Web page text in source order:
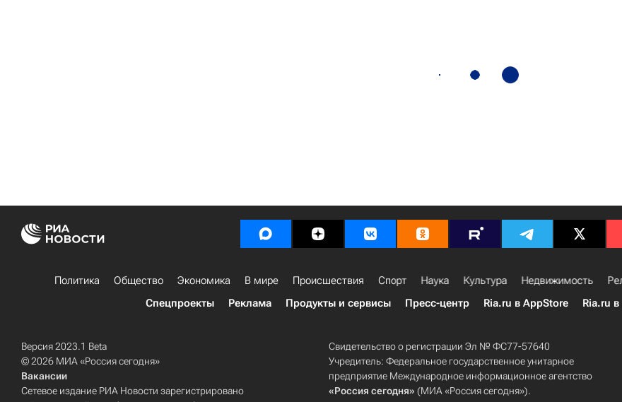
Политика Общество Экономика В мире Происшествия Спорт Наука Культура Недвижимость
Спецпроекты
Реклама Продукты и сервисы Пресс-центр Ria.ru в AppStore Ria.ru
Версия 2023.1 Beta
© 2026 МИА «Россия сегодня»
Вакансии
Сетевое издание РИА Новости зарегистрировано
Свидетельство о регистрации Эл № ФС77-57640
Учредитель: Федеральное государственное унитарное
предприятие Международное информационное агентство
«Россия сегодня» (МИА «Россия сегодня»).